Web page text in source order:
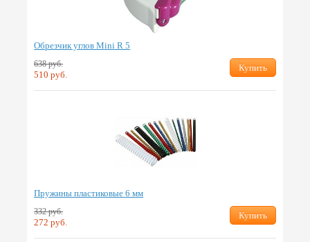
Обрезчик углов Mini R 5
638 руб.
510 руб.
Купить
Пружины пластиковые 6 мм
332 руб.
272 руб.
Купить